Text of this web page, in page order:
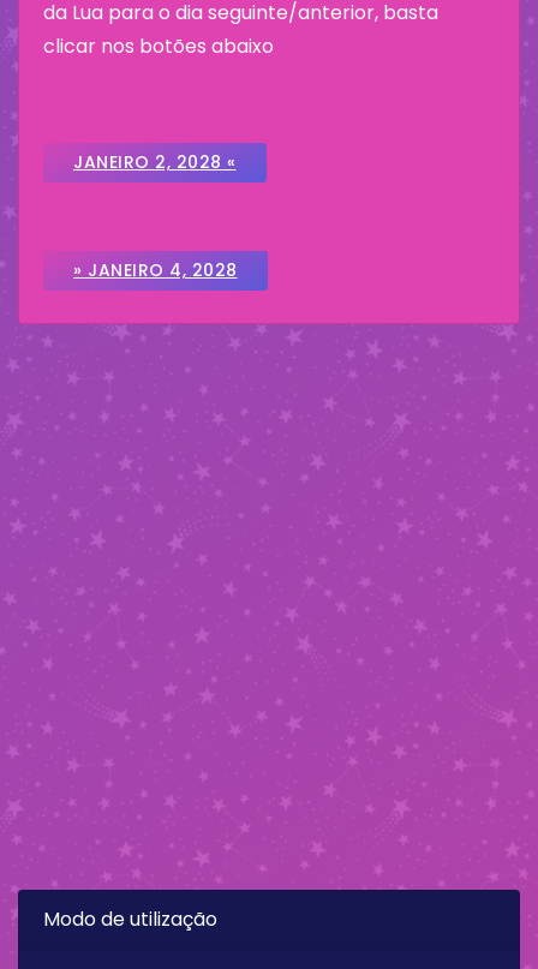
da Lua para o dia seguinte/anterior, basta
clicar nos botões abaixo
JANEIRO 2, 2028 «
» JANEIRO 4, 2028
Modo de utilização